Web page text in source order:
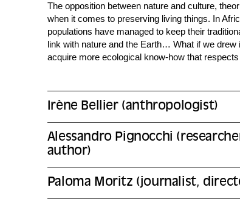
The opposition between nature and culture,
when it comes to preserving living things. In
populations have managed to keep their
link with nature and the Earth… What if we
acquire more ecological know-how that
Irène Bellier (anthropologist)
Alessandro Pignocchi
author)
Paloma Moritz (journalist,